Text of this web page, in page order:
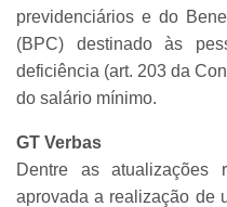
previdenciários e do
(BPC) destinado às
deficiência (art. 203 da
do salário mínimo.
GT Verbas
Dentre as atualizações
aprovada a realização de